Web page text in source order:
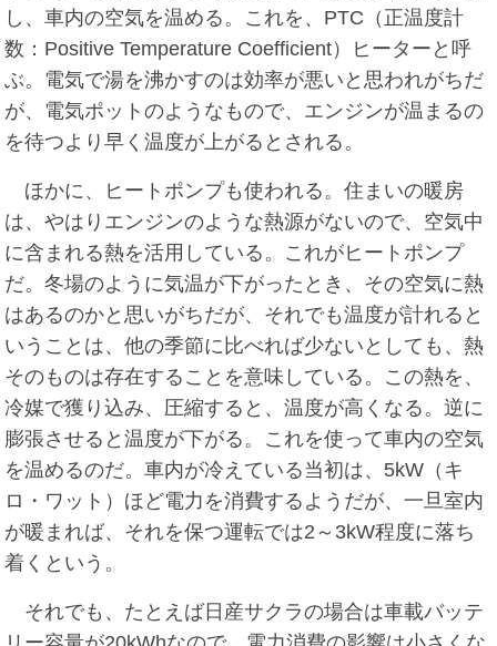
し、車内の空気を温める。これを、PTC（正温度計
数：Positive Temperature Coefficient）ヒーターと呼
ぶ。電気で湯を沸かすのは効率が悪いと思われがちだ
が、電気ポットのようなもので、エンジンが温まるの
を待つより早く温度が上がるとされる。
ほかに、ヒートポンプも使われる。住まいの暖房
は、やはりエンジンのような熱源がないので、空気中
に含まれる熱を活用している。これがヒートポンプ
だ。冬場のように気温が下がったとき、その空気に熱
はあるのかと思いがちだが、それでも温度が計れると
いうことは、他の季節に比べれば少ないとしても、熱
そのものは存在することを意味している。この熱を、
冷媒で獲り込み、圧縮すると、温度が高くなる。逆に
膨張させると温度が下がる。これを使って車内の空気
を温めるのだ。車内が冷えている当初は、5kW（キ
ロ・ワット）ほど電力を消費するようだが、一旦室内
が暖まれば、それを保つ運転では2～3kW程度に落ち
着くという。
それでも、たとえば日産サクラの場合は車載バッテ